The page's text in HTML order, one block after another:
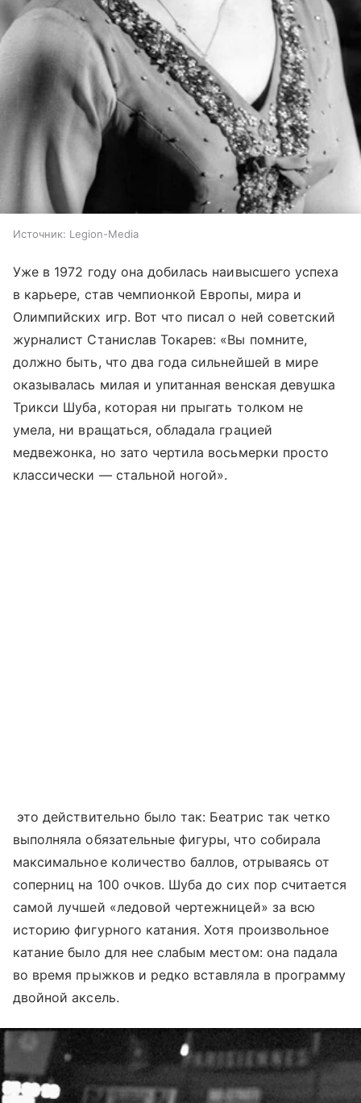
Источник: Legion-Media
Уже в 1972 году она добилась наивысшего успеха
в карьере, став чемпионкой Европы, мира и
Олимпийских игр. Вот что писал о ней советский
журналист Станислав Токарев: «Вы помните,
должно быть, что два года сильнейшей в мире
оказывалась милая и упитанная венская девушка
Трикси Шуба, которая ни прыгать толком не
умела, ни вращаться, обладала грацией
медвежонка, но зато чертила восьмерки просто
классически — стальной ногой».
это действительно было так: Беатрис так четко
выполняла обязательные фигуры, что собирала
максимальное количество баллов, отрываясь от
соперниц на 100 очков. Шуба до сих пор считается
самой лучшей «ледовой чертежницей» за всю
историю фигурного катания. Хотя произвольное
катание было для нее слабым местом: она падала
во время прыжков и редко вставляла в программу
двойной аксель.